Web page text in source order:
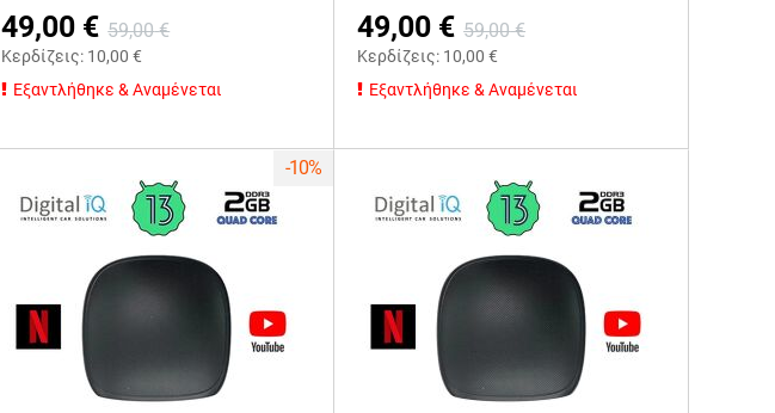
49,00 € 59,00 €
Κερδίζεις: 10,00 €
Εξαντλήθηκε & Αναμένεται
49,00 € 59,00 €
Κερδίζεις: 10,00 €
Εξαντλήθηκε & Αναμένεται
-10%